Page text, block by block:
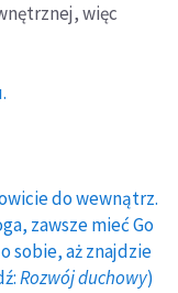
więc
do wewnątrz.
zawsze mieć Go
sobie, aż znajdzie
Rozwój duchowy)